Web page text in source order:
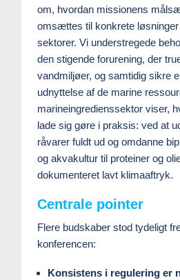
om, hvordan missionens
omsættes til konkrete løsninger
sektorer. Vi understregede
den stigende forurening, der
vandmiljøer, og samtidig sikre
udnyttelse af de marine
marineingredienssektor viser,
lade sig gøre i praksis: ved at
råvarer fuldt ud og omdanne
og akvakultur til proteiner og
dokumenteret lavt klimaaftryk.
Centrale pointer
Flere budskaber stod tydeligt
konferencen:
Konsistens i regulering er